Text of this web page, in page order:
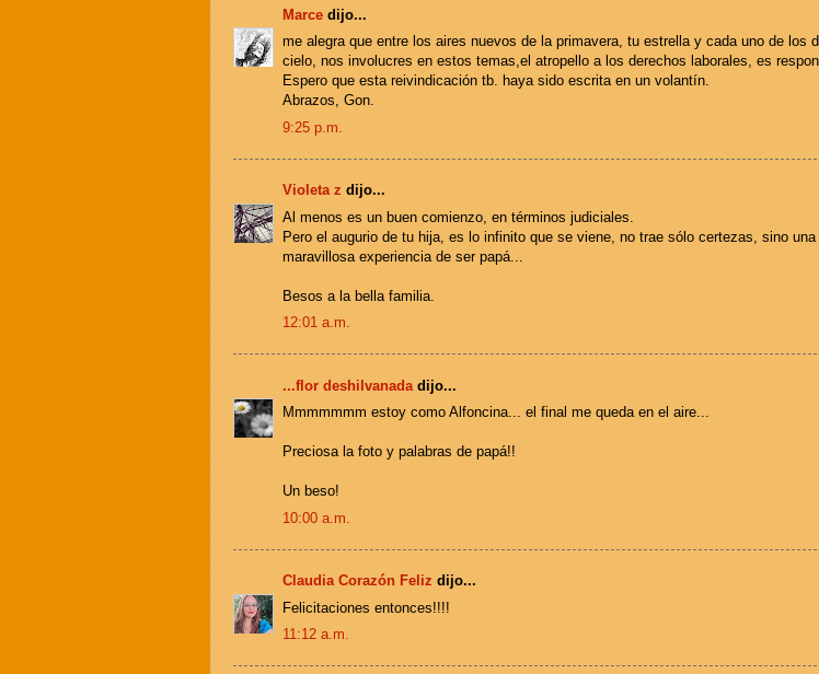
Marce dijo...
me alegra que entre los aires nuevos de la primavera, tu estrella y cada uno de los
cielo, nos involucres en estos temas,el atropello a los derechos laborales, es
Espero que esta reivindicación tb. haya sido escrita en un volantín.
Abrazos, Gon.
9:25 p.m.
Violeta z dijo...
Al menos es un buen comienzo, en términos judiciales.
Pero el augurio de tu hija, es lo infinito que se viene, no trae sólo certezas, sino
maravillosa experiencia de ser papá...
Besos a la bella familia.
12:01 a.m.
...flor deshilvanada dijo...
Mmmmmmm estoy como Alfoncina... el final me queda en el aire...
Preciosa la foto y palabras de papá!!
Un beso!
10:00 a.m.
Claudia Corazón Feliz dijo...
Felicitaciones entonces!!!!
11:12 a.m.